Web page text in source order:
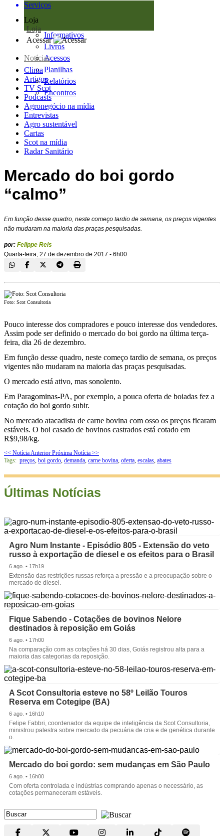
Serviços
Loja
Loja
Informativos
Livros
Acessos
Planilhas
Relatórios
Encontros
Acessar
Notícias
Clima
Artigos
TV Scot
Podcasts
Agronegócio na mídia
Entrevistas
Agro sustentável
Cartas
Scot na mídia
Radar Sanitário
Mercado do boi gordo
“calmo”
Em função desse quadro, neste começo tardio de semana, os preços vigentes
não mudaram na maioria das praças pesquisadas.
por: Felippe Reis
Quarta-feira, 27 de dezembro de 2017 - 6h00
Foto: Scot Consultoria
Pouco interesse dos compradores e pouco interesse dos vendedores.
Assim pode ser definido o mercado do boi gordo na última terça-
feira, dia 26 de dezembro.
Em função desse quadro, neste começo tardio de semana, os preços
vigentes não mudaram na maioria das praças pesquisadas.
O mercado está ativo, mas sonolento.
Em Paragominas-PA, por exemplo, a pouca oferta de boiadas fez a
cotação do boi gordo subir.
No mercado atacadista de carne bovina com osso os preços ficaram
estáveis. O boi casado de bovinos castrados está cotado em
R$9,98/kg.
<< Notícia Anterior Próxima Notícia >>
Tags: preços, boi gordo, demanda, carne bovina, oferta, escalas, abates
Últimas Notícias
Agro Num Instante - Episódio 805 - Extensão do veto
russo à exportação de diesel e os efeitos para o Brasil
6 ago. • 17h19
Extensão das restrições russas reforça a pressão e a preocupação sobre o
mercado de diesel.
Fique Sabendo - Cotações de bovinos Nelore
destinados à reposição em Goiás
6 ago. • 17h00
Na comparação com as cotações há 30 dias, Goiás registrou alta para a
maioria das categorias da reposição.
A Scot Consultoria esteve no 58º Leilão Touros
Reserva em Cotegipe (BA)
6 ago. • 16h10
Felipe Fabbri, coordenador da equipe de inteligência da Scot Consultoria,
ministrou palestra sobre mercado da pecuária de cria e de genética durante
o.
Mercado do boi gordo: sem mudanças em São Paulo
6 ago. • 16h00
Com oferta controlada e indústrias comprando apenas o necessário, as
cotações permaneceram estáveis.